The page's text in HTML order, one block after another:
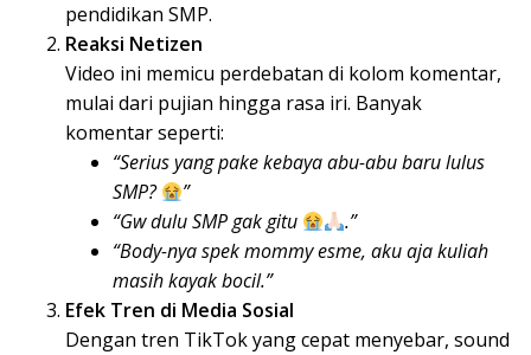
pendidikan SMP.
Reaksi Netizen
Video ini memicu perdebatan di kolom komentar,
mulai dari pujian hingga rasa iri. Banyak
komentar seperti:
“Serius yang pake kebaya abu-abu baru lulus
SMP?
”
“Gw dulu SMP gak gitu
.”
“Body-nya spek mommy esme, aku aja kuliah
masih kayak bocil.”
Efek Tren di Media Sosial
Dengan tren TikTok yang cepat menyebar, sound